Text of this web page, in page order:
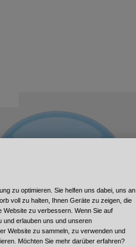
zu optimieren. Sie helfen uns dabei, uns an
voll zu halten, Ihnen Geräte zu zeigen, die
Website zu verbessern. Wenn Sie auf
und erlauben uns und unseren
Website zu sammeln, zu verwenden und
Möchten Sie mehr darüber erfahren?